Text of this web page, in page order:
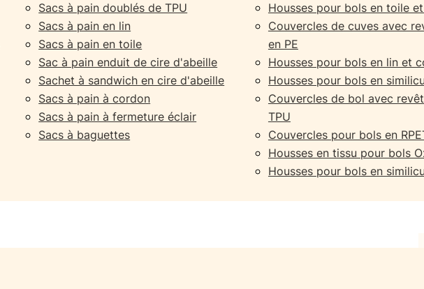
Sacs à pain doublés de TPU
Sacs à pain en lin
Sacs à pain en toile
Sac à pain enduit de cire d'abeille
Sachet à sandwich en cire d'abeille
Sacs à pain à cordon
Sacs à pain à fermeture éclair
Sacs à baguettes
Housses pour bols en toile
Couvercles de cuves avec
en PE
Housses pour bols en lin et
Housses pour bols en
Couvercles de bol avec
TPU
Couvercles pour bols en
Housses en tissu pour bols
Housses pour bols en